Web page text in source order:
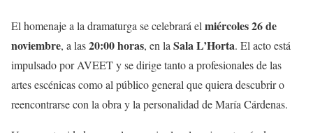
El homenaje a la dramaturga se celebrará el miércoles 26 de
noviembre, a las20:00 horas, en la Sala L’Horta. El acto está
impulsado por AVEET y se dirige tanto a profesionales de las
artes escénicas como al público general que quiera descubrir o
reencontrarse con la obra y la personalidad de María Cárdenas.